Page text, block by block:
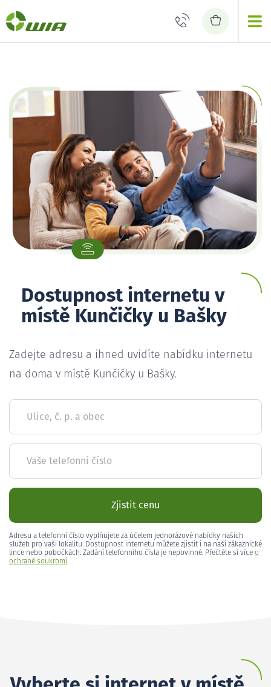
Dostupnost internetu v
místě Kunčičky u Bašky
Zadejte adresu a ihned uvidíte nabídku internetu
na doma v místě Kunčičky u Bašky.
Ulice, č. p. a obec
Vaše telefonní číslo
Zjistit cenu
Adresu a telefonní číslo vyplňujete za účelem jednorázové nabídky našich
služeb pro vaši lokalitu. Dostupnost internetu můžete zjistit i na naší zákaznické
lince nebo pobočkách. Zadání telefonního čísla je nepovinné. Přečtěte si více o
ochraně soukromí.